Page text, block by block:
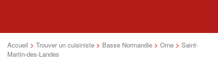
Accueil > Trouver un cuisiniste > Basse Normandie > Orne > Saint-
Martin-des-Landes